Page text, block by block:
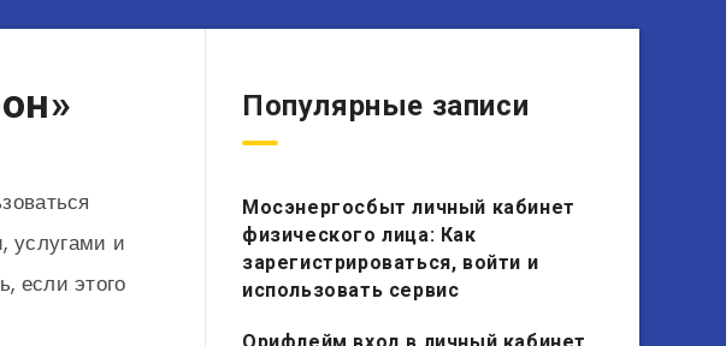
услугами и
если этого
Популярные записи
Мосэнергосбыт личный кабинет
физического лица: Как
зарегистрироваться, войти и
использовать сервис
Орифлейм вход в личный кабинет